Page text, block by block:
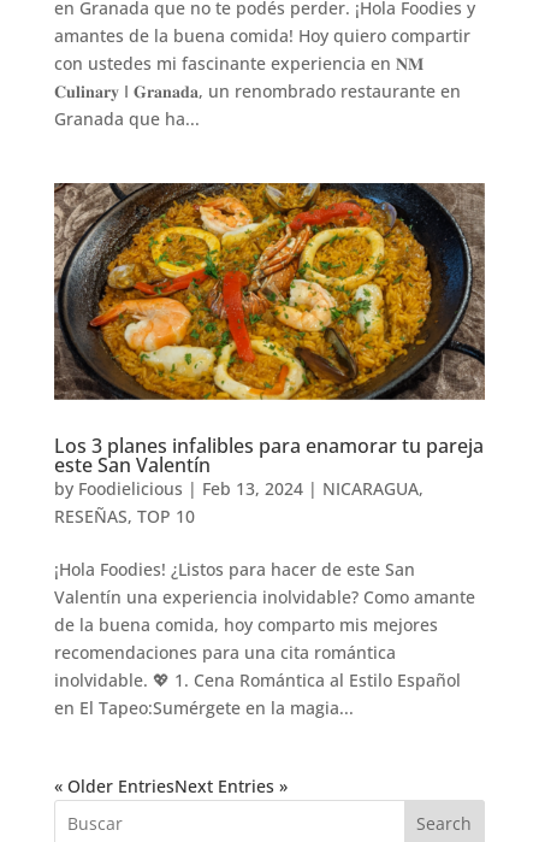
en Granada que no te podés perder. ¡Hola Foodies y
amantes de la buena comida! Hoy quiero compartir
con ustedes mi fascinante experiencia en 𝐍𝐌
𝐂𝐮𝐥𝐢𝐧𝐚𝐫𝐲 I 𝐆𝐫𝐚𝐧𝐚𝐝𝐚, un renombrado restaurante en
Granada que ha...
Los 3 planes infalibles para enamorar tu pareja
este San Valentín
by Foodielicious | Feb 13, 2024| NICARAGUA,
RESEÑAS, TOP 10
¡Hola Foodies! ¿Listos para hacer de este San
Valentín una experiencia inolvidable? Como amante
de la buena comida, hoy comparto mis mejores
recomendaciones para una cita romántica
inolvidable. 💖 1. Cena Romántica al Estilo Español
en El Tapeo:Sumérgete en la magia...
« Older EntriesNext Entries »
Search